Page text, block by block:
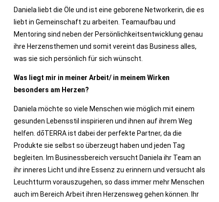
Daniela liebt die Öle und ist eine geborene Networkerin, die es
liebt in Gemeinschaft zu arbeiten. Teamaufbau und
Mentoring sind neben der Persönlichkeitsentwicklung genau
ihre Herzensthemen und somit vereint das Business alles,
was sie sich persönlich für sich wünscht.
Was liegt mir in meiner Arbeit/ in meinem Wirken
besonders am Herzen?
Daniela möchte so viele Menschen wie möglich mit einem
gesunden Lebensstil inspirieren und ihnen auf ihrem Weg
helfen. dōTERRA ist dabei der perfekte Partner, da die
Produkte sie selbst so überzeugt haben und jeden Tag
begleiten. Im Businessbereich versucht Daniela ihr Team an
ihr inneres Licht und ihre Essenz zu erinnern und versucht als
Leuchtturm vorauszugehen, so dass immer mehr Menschen
auch im Bereich Arbeit ihren Herzensweg gehen können. Ihr